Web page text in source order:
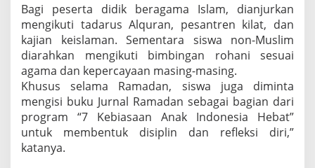
u
a
t
Bagi peserta didik beragama Islam, dianjurkan
mengikuti tadarus Alquran, pesantren kilat, dan
kajian keislaman. Sementara siswa non-Muslim
diarahkan mengikuti bimbingan rohani sesuai
agama dan kepercayaan masing-masing.
Khusus selama Ramadan, siswa juga diminta
mengisi buku Jurnal Ramadan sebagai bagian dari
program “7 Kebiasaan Anak Indonesia Hebat”
untuk membentuk disiplin dan refleksi diri,”
katanya.